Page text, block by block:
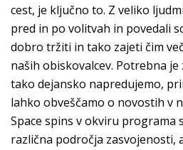
cest, je ključno to. Z veliko
pred in po volitvah in povedali
dobro tržiti in tako zajeti čim
naših obiskovalcev. Potrebna
tako dejansko napredujemo,
lahko obveščamo o novostih v
Space spins v okviru programa
različna področja zasvojenosti,